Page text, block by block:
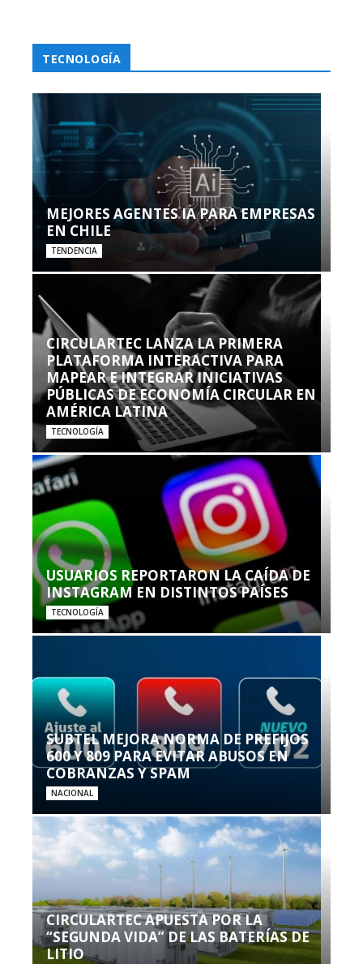
TECNOLOGÍA
MEJORES AGENTES IA PARA EMPRESAS
EN CHILE
TENDENCIA
CIRCULARTEC LANZA LA PRIMERA
PLATAFORMA INTERACTIVA PARA
MAPEAR E INTEGRAR INICIATIVAS
PÚBLICAS DE ECONOMÍA CIRCULAR EN
AMÉRICA LATINA
TECNOLOGÍA
USUARIOS REPORTARON LA CAÍDA DE
INSTAGRAM EN DISTINTOS PAÍSES
TECNOLOGÍA
SUBTEL MEJORA NORMA DE PREFIJOS
600 Y 809 PARA EVITAR ABUSOS EN
COBRANZAS Y SPAM
NACIONAL
CIRCULARTEC APUESTA POR LA
“SEGUNDA VIDA” DE LAS BATERÍAS DE
LITIO